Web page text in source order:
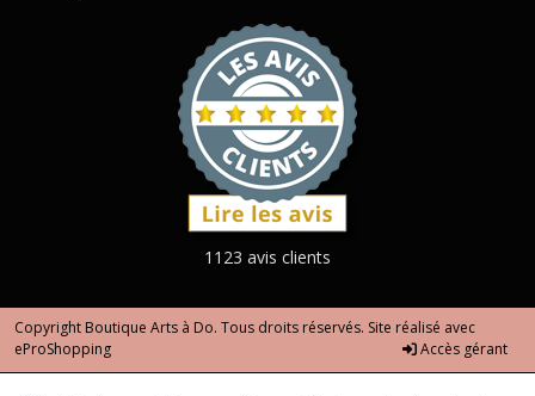
1123 avis clients
Copyright Boutique Arts à Do. Tous droits réservés. Site réalisé avec
eProShopping
Accès gérant